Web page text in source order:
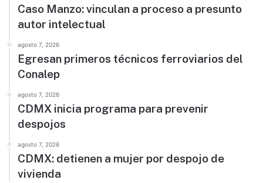
Caso Manzo: vinculan a proceso a presunto
autor intelectual
agosto 7, 2026
Egresan primeros técnicos ferroviarios del
Conalep
agosto 7, 2026
CDMX inicia programa para prevenir
despojos
agosto 7, 2026
CDMX: detienen a mujer por despojo de
vivienda